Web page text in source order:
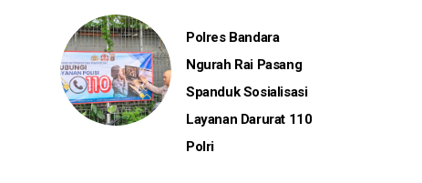
Polres Bandara
Ngurah Rai Pasang
Spanduk Sosialisasi
Layanan Darurat 110
Polri